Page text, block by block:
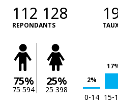
112 128
REPONDANTS
75%
75 594
25%
25 398
2%
0-14 15-